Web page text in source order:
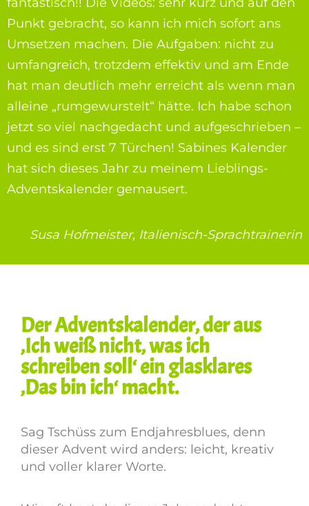
Punkt gebracht, so kann ich mich sofort ans
Umsetzen machen. Die Aufgaben: nicht zu
umfangreich, trotzdem effektiv und am Ende
hat man deutlich mehr erreicht als wenn man
alleine „rumgewurstelt“ hätte. Ich habe schon
jetzt so viel nachgedacht und aufgeschrieben –
und es sind erst 7 Türchen! Sabines Kalender
hat sich dieses Jahr zu meinem Lieblings-
Adventskalender gemausert.
Susa Hofmeister, Italienisch-Sprachtrainerin
Der Adventskalender, der aus
‚Ich weiß nicht, was ich
schreiben soll‘ ein glasklares
‚Das bin ich‘ macht.
Sag Tschüss zum Endjahresblues, denn
dieser Advent wird anders: leicht, kreativ
und voller klarer Worte.